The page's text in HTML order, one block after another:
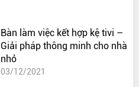
Bàn làm việc kết hợp kệ tivi –
Giải pháp thông minh cho nhà
nhỏ
03/12/2021